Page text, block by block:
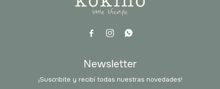
  
Newsletter
¡Suscribite y recibí todas nuestras novedades!